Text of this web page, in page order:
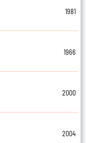
1981
1966
2000
2004